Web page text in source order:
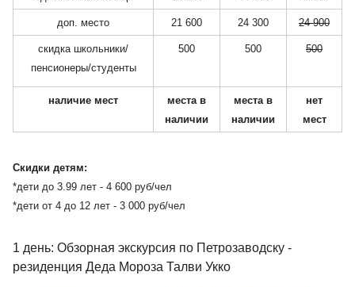
доп. место 21 600 24 300 24 900
скидка школьники/
пенсионеры/студенты
500 500 500
наличие мест
места в
наличии
места в
наличии
нет
мест
Скидки детям:
*дети до 3.99 лет - 4 600 руб/чел
*дети от 4 до 12 лет - 3 000 руб/чел
1 день: Обзорная экскурсия по Петрозаводску -
резиденция Деда Мороза Талви Укко